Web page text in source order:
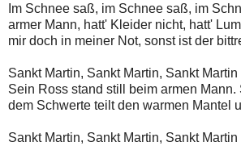
Im Schnee saß, im Schnee saß, im
armer Mann, hatt' Kleider nicht, hatt'
mir doch in meiner Not, sonst ist der
Sankt Martin, Sankt Martin, Sankt
Sein Ross stand still beim armen Mann.
dem Schwerte teilt den warmen Mantel
Sankt Martin, Sankt Martin, Sankt